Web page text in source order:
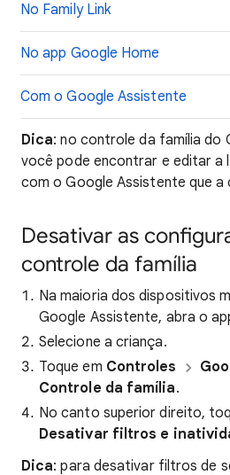
No Family Link
No app Google Home
Com o Google Assistente
Dica: no controle da família do
você pode encontrar e editar a
com o Google Assistente que a
Desativar as
controle da família
Na maioria dos dispositivos
Google Assistente, abra o
Selecione a criança.
Toque em Controles
Controle da família.
No canto superior direito,
Desativar filtros e
Dica: para desativar filtros de